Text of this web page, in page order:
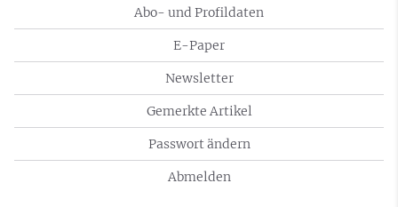
Abo- und Profildaten
E-Paper
Newsletter
Gemerkte Artikel
Passwort ändern
Abmelden